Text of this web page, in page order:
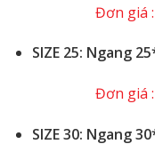
Đơn giá :
️SIZE 25: Ngang
Đơn giá :
SIZE 30: Ngang